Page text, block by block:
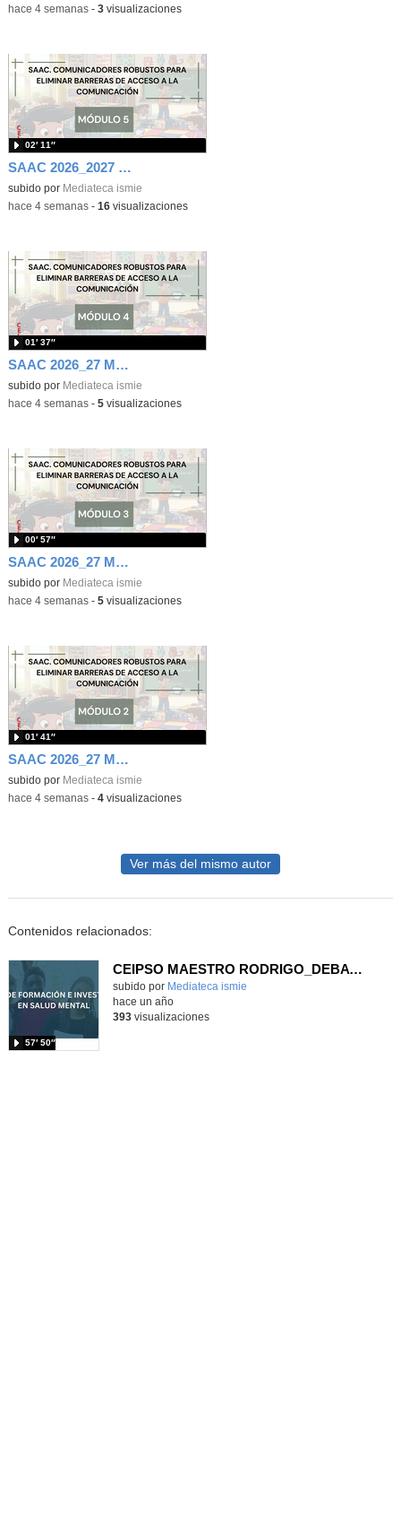
-hace 4 semanas- 3visualizaciones
SAAC 2026_2027 Módulo 5
subido por Mediateca ismie
02′ 11″
-hace 4 semanas- 16visualizaciones
SAAC 2026_27 Módulo 4
subido por Mediateca ismie
01′ 37″
-hace 4 semanas- 5visualizaciones
SAAC 2026_27 Módulo 3
subido por Mediateca ismie
00′ 57″
-hace 4 semanas- 5visualizaciones
SAAC 2026_27 Módulo 2
subido por Mediateca ismie
01′ 41″
-hace 4 semanas- 4visualizaciones
Ver más del mismo autor
Contenidos relacionados:
CEIPSO MAESTRO RODRIGO_DEBATE_SALUD_MENTAL
Contenido educativo.
subido por Mediateca ismie
57′ 50″
hace un año
393visualizaciones